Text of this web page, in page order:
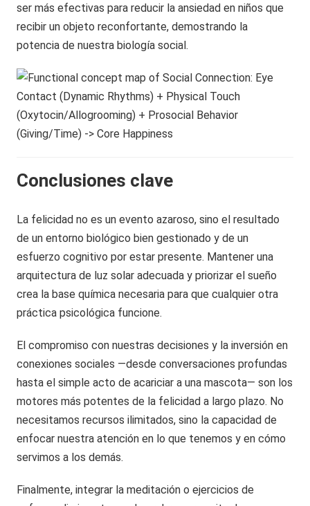
ser más efectivas para reducir la ansiedad en niños que
recibir un objeto reconfortante, demostrando la
potencia de nuestra biología social.
Conclusiones clave
La felicidad no es un evento azaroso, sino el resultado
de un entorno biológico bien gestionado y de un
esfuerzo cognitivo por estar presente. Mantener una
arquitectura de luz solar adecuada y priorizar el sueño
crea la base química necesaria para que cualquier otra
práctica psicológica funcione.
El compromiso con nuestras decisiones y la inversión en
conexiones sociales —desde conversaciones profundas
hasta el simple acto de acariciar a una mascota— son los
motores más potentes de la felicidad a largo plazo. No
necesitamos recursos ilimitados, sino la capacidad de
enfocar nuestra atención en lo que tenemos y en cómo
servimos a los demás.
Finalmente, integrar la meditación o ejercicios de